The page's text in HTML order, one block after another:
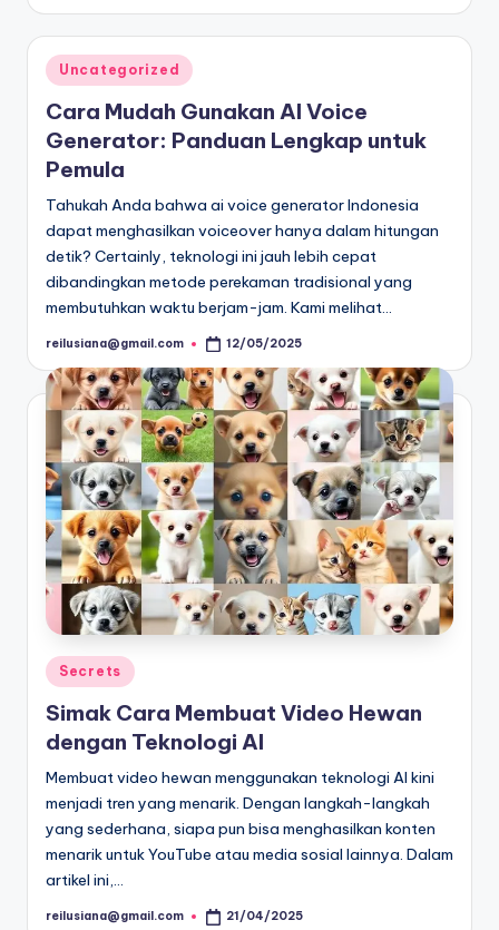
Posted
in
Uncategorized
Cara Mudah Gunakan AI Voice
Generator: Panduan Lengkap untuk
Pemula
Tahukah Anda bahwa ai voice generator Indonesia
dapat menghasilkan voiceover hanya dalam hitungan
detik? Certainly, teknologi ini jauh lebih cepat
dibandingkan metode perekaman tradisional yang
membutuhkan waktu berjam-jam. Kami melihat…
Posted
reilusiana@gmail.com 12/05/2025
Posted
in
Secrets
Simak Cara Membuat Video Hewan
dengan Teknologi AI
Membuat video hewan menggunakan teknologi AI kini
menjadi tren yang menarik. Dengan langkah-langkah
yang sederhana, siapa pun bisa menghasilkan konten
menarik untuk YouTube atau media sosial lainnya. Dalam
artikel ini,…
Posted
reilusiana@gmail.com 21/04/2025